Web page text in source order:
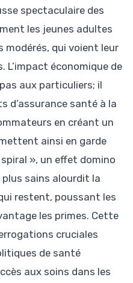
spectaculaire des
les jeunes adultes
modérés, qui voient leur
L’impact économique de
aux particuliers; il
d’assurance santé à la
en créant un
ainsi en garde
», un effet domino
sains alourdit la
restent, poussant les
les primes. Cette
cruciales
de santé
aux soins dans les